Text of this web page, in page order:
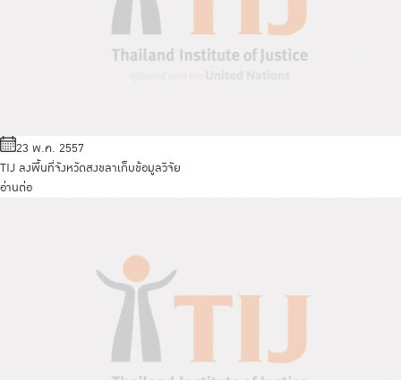
23 พ.ค. 2557
TIJ ลงพื้นที่จังหวัดสงขลาเก็บข้อมูลวิจัย
อ่านต่อ